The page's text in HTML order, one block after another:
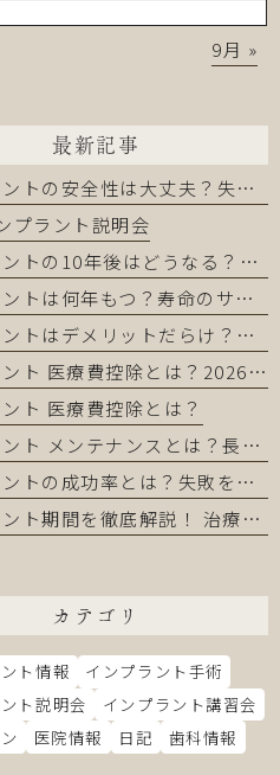
9月 »
最新記事
インプラントの安全性は大丈夫？失敗を防ぐために知るべきこと
プラント説明会
インプラントの10年後はどうなる？長持ちする人・しない人の違い
インプラントは何年もつ？寿命のサインと長持ちさせるコツ
インプラントはデメリットだらけ？インプラントを正直に解説｜それでも選ばれる理由とは
インプラント 医療費控除とは？2026年版完全ガイド｜還付金を最大化する申請方法
ト 医療費控除とは？
インプラント メンテナンスとは？長持ちさせるために知っておくべき全てのこと
インプラントの成功率とは？失敗を防いで長持ちさせる完全ガイド
インプラント期間を徹底解説！ 治療の流れから短縮方法まで完全ガイド
カテゴリ
ト情報
インプラント手術
ト説明会
インプラント講習会
医院情報 日記 歯科情報